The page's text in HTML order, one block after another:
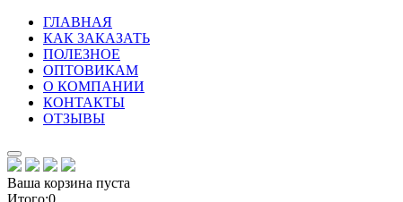
ГЛАВНАЯ
КАК ЗАКАЗАТЬ
ПОЛЕЗНОЕ
ОПТОВИКАМ
О КОМПАНИИ
КОНТАКТЫ
ОТЗЫВЫ
Ваша корзина пуста
Итого:0